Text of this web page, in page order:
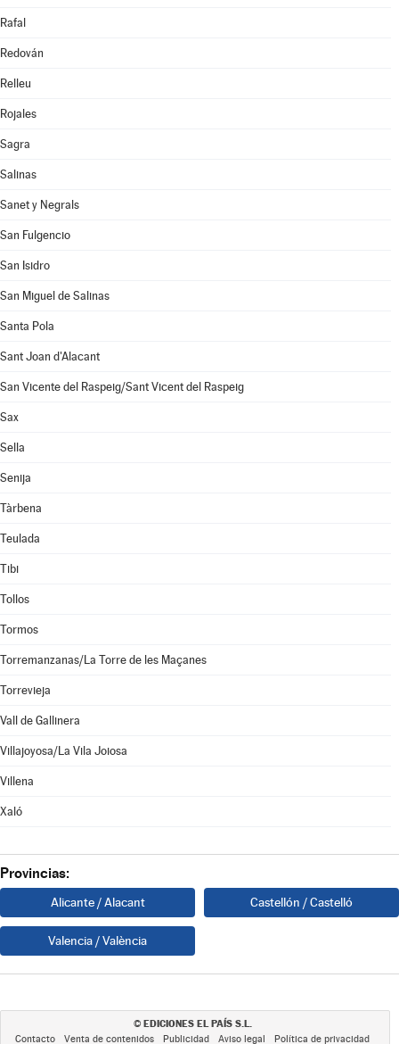
Rafal
Redován
Relleu
Rojales
Sagra
Salinas
Sanet y Negrals
San Fulgencio
San Isidro
San Miguel de Salinas
Santa Pola
Sant Joan d'Alacant
San Vicente del Raspeig/Sant Vicent del Raspeig
Sax
Sella
Senija
Tàrbena
Teulada
Tibi
Tollos
Tormos
Torremanzanas/La Torre de les Maçanes
Torrevieja
Vall de Gallinera
Villajoyosa/La Vila Joiosa
Villena
Xaló
Provincias:
Alicante / Alacant Castellón / Castelló
Valencia / València
© EDICIONES EL PAÍS S.L.
Contacto Venta de contenidos Publicidad Aviso legal Política de privacidad